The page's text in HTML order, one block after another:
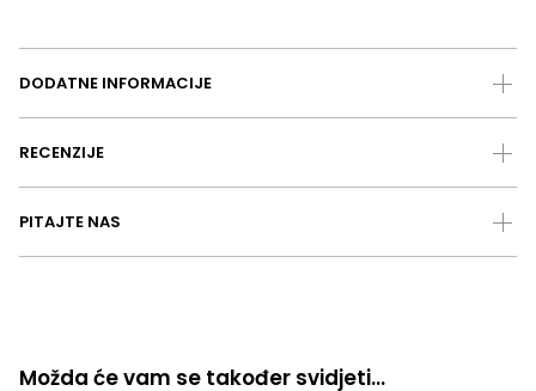
DODATNE INFORMACIJE
RECENZIJE
PITAJTE NAS
Možda će vam se također svidjeti…